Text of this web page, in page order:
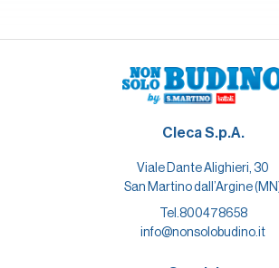
Cleca S.p.A.
Viale Dante Alighieri, 30
San Martino dall’Argine
Tel.800478658
info@nonsolobudino.it